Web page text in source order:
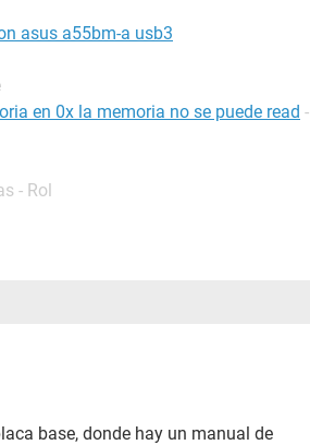
asus a55bm-a usb3
en 0x la memoria no se puede read -
- Rol
base, donde hay un manual de